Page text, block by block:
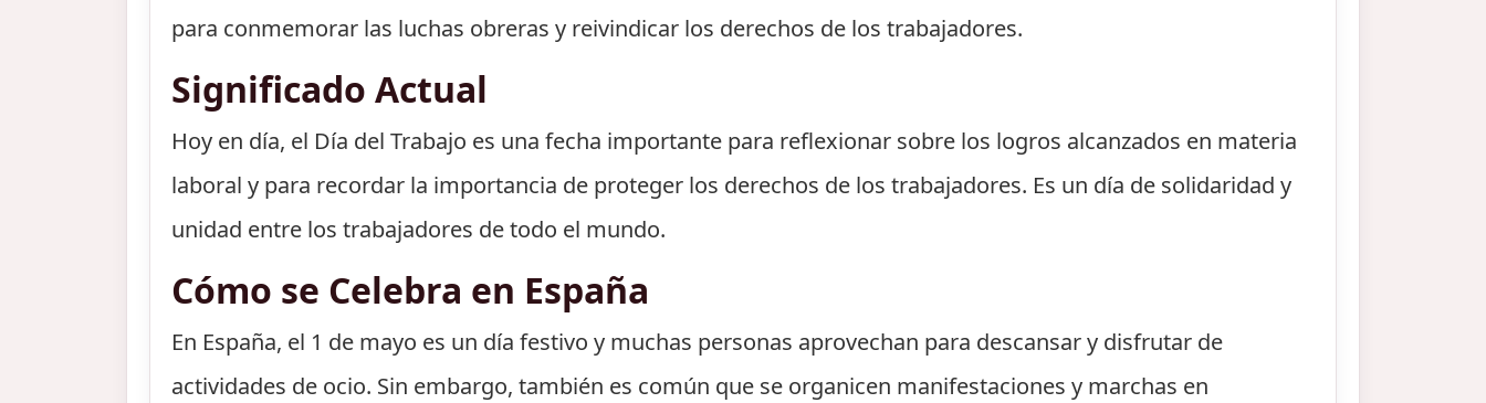
para conmemorar las luchas obreras y reivindicar los derechos de los trabajadores.
Significado Actual
Hoy en día, el Día del Trabajo es una fecha importante para reflexionar sobre los logros alcanzados en materia
laboral y para recordar la importancia de proteger los derechos de los trabajadores. Es un día de solidaridad y
unidad entre los trabajadores de todo el mundo.
Cómo se Celebra en España
En España, el 1 de mayo es un día festivo y muchas personas aprovechan para descansar y disfrutar de
actividades de ocio. Sin embargo, también es común que se organicen manifestaciones y marchas en